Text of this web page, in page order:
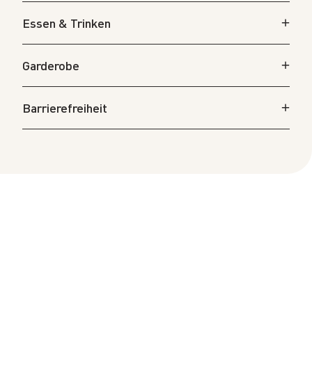
Essen & Trinken
Garderobe
Barrierefreiheit